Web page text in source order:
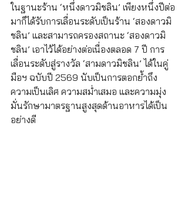
ในฐานะร้าน ‘หนึ่งดาวมิชลิน’ เพียงหนึ่งปีต่อ
มาก็ได้รับการเลื่อนระดับเป็นร้าน ‘สองดาวมิ
ชลิน’ และสามารถครองสถานะ ‘สองดาวมิ
ชลิน’ เอาไว้ได้อย่างต่อเนื่องตลอด 7 ปี การ
เลื่อนระดับสู่รางวัล ‘สามดาวมิชลิน’ ได้ในคู่
มือฯ ฉบับปี 2569 นับเป็นการตอกย้ำถึง
ความเป็นเลิศ ความสม่ำเสมอ และความมุ่ง
มั่นรักษามาตรฐานสูงสุดด้านอาหารได้เป็น
อย่างดี